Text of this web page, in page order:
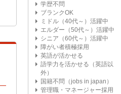
学歴不問
ブランクOK
ミドル（40代～）活躍中
エルダー（50代～）活躍中
シニア（60代～）活躍中
障がい者積極採用
英語が活かせる
語学力を活かせる（英語以
外）
国籍不問（jobs in japan）
管理職・マネージャー採用